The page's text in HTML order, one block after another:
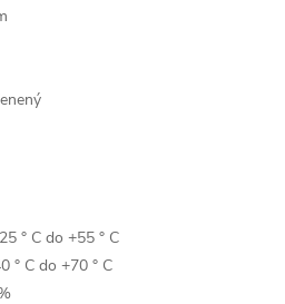
° C do +55 ° C
° C do +70 ° C